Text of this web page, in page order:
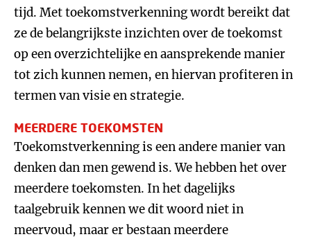
tijd. Met toekomstverkenning wordt bereikt dat
ze de belangrijkste inzichten over de toekomst
op een overzichtelijke en aansprekende manier
tot zich kunnen nemen, en hiervan profiteren in
termen van visie en strategie.
MEERDERE TOEKOMSTEN
Toekomstverkenning is een andere manier van
denken dan men gewend is. We hebben het over
meerdere toekomsten. In het dagelijks
taalgebruik kennen we dit woord niet in
meervoud, maar er bestaan meerdere